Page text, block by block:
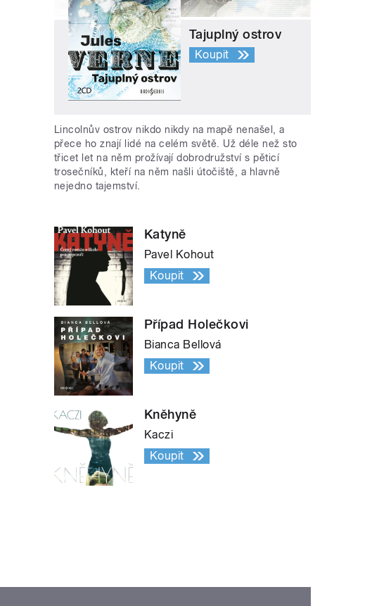
Tajuplný ostrov
Koupit
Lincolnův ostrov nikdo nikdy na mapě nenašel, a
přece ho znají lidé na celém světě. Už déle než sto
třicet let na něm prožívají dobrodružství s pěticí
trosečníků, kteří na něm našli útočiště, a hlavně
nejedno tajemství.
Katyně
Pavel Kohout
Koupit
Případ Holečkovi
Bianca Bellová
Koupit
Kněhyně
Kaczi
Koupit